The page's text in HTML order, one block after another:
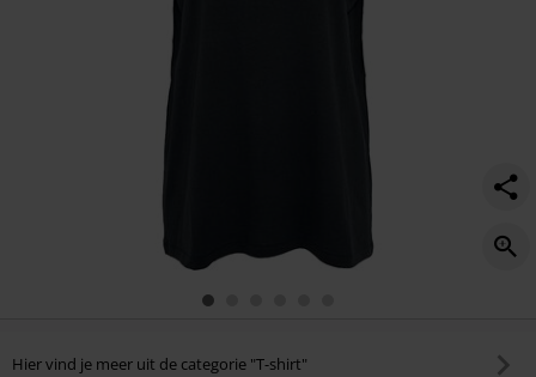
Hier vind je meer uit de categorie "T-shirt"